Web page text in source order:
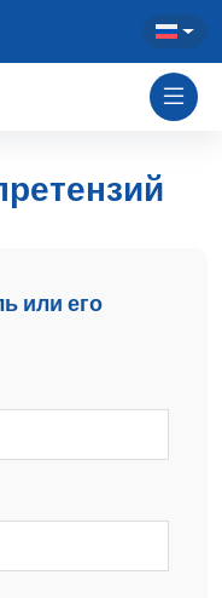
или его